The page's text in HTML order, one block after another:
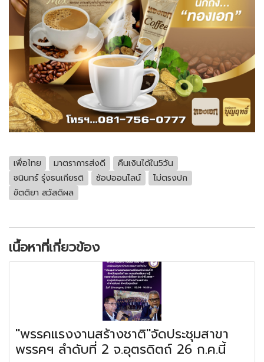
เพื่อไทย มาตราการส่งดี
คืนเงินได้ใน5วัน
ชนินทร์ รุ่งธนเกียรติ
ช้อปออนไลน์
ไม่ตรงปก
ขัตติยา สวัสดิผล
เนื้อหาที่เกี่ยวข้อง
"พรรคแรงงานสร้างชาติ"จัดประชุมสาขา
พรรคฯ ลำดับที่ 2 จ.อุตรดิตถ์ 26 ก.ค.นี้